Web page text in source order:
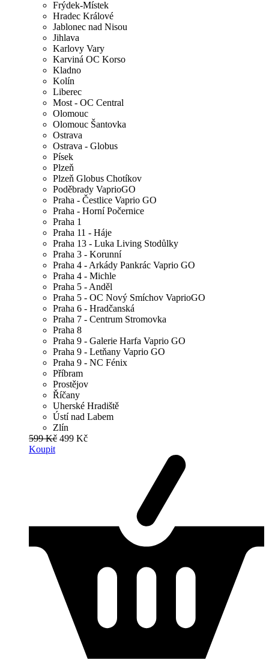
Frýdek-Místek
Hradec Králové
Jablonec nad Nisou
Jihlava
Karlovy Vary
Karviná OC Korso
Kladno
Kolín
Liberec
Most - OC Central
Olomouc
Olomouc Šantovka
Ostrava
Ostrava - Globus
Písek
Plzeň
Plzeň Globus Chotíkov
Poděbrady VaprioGO
Praha - Čestlice Vaprio GO
Praha - Horní Počernice
Praha 1
Praha 11 - Háje
Praha 13 - Luka Living Stodůlky
Praha 3 - Korunní
Praha 4 - Arkády Pankrác Vaprio GO
Praha 4 - Michle
Praha 5 - Anděl
Praha 5 - OC Nový Smíchov VaprioGO
Praha 6 - Hradčanská
Praha 7 - Centrum Stromovka
Praha 8
Praha 9 - Galerie Harfa Vaprio GO
Praha 9 - Letňany Vaprio GO
Praha 9 - NC Fénix
Příbram
Prostějov
Říčany
Uherské Hradiště
Ústí nad Labem
Zlín
599 Kč 499 Kč
Koupit